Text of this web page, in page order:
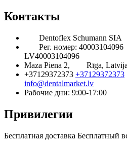
Контакты
Dentoflex Schumann SIA
Рег. номер: 40003104096
LV40003104096
Maza Piena 2,
Rīga,
+37129372373 +37129372373
info@dentalmarket.lv
Рабочие дни: 9:00-17:00
Привилегии
Бесплатная доставка Бесплатный